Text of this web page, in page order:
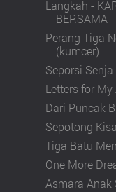
Langkah -
BERSAMA
Perang Tiga
(kumcer)
Seporsi
Letters for
Dari Puncak
Sepotong
Tiga Batu
One More
Asmara Anak